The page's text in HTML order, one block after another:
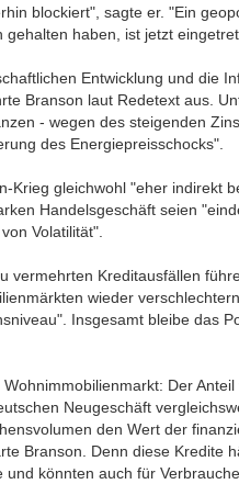
blockiert", sagte er. "Ein
haben, ist jetzt
Entwicklung und die
Branson laut Redetext aus.
- wegen des steigenden
des Energiepreisschocks".
Krieg gleichwohl "eher indirekt
Handelsgeschäft seien
Volatilität".
vermehrten Kreditausfällen
wieder
Insgesamt bleibe das
Der Anteil
Neugeschäft
den Wert der
Branson. Denn diese Kredite
könnten auch für